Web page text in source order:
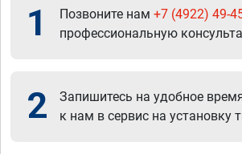
1 Позвоните нам +7 (4922) 49-
профессиональную
2
Запишитесь на удобное
к нам в сервис на установку